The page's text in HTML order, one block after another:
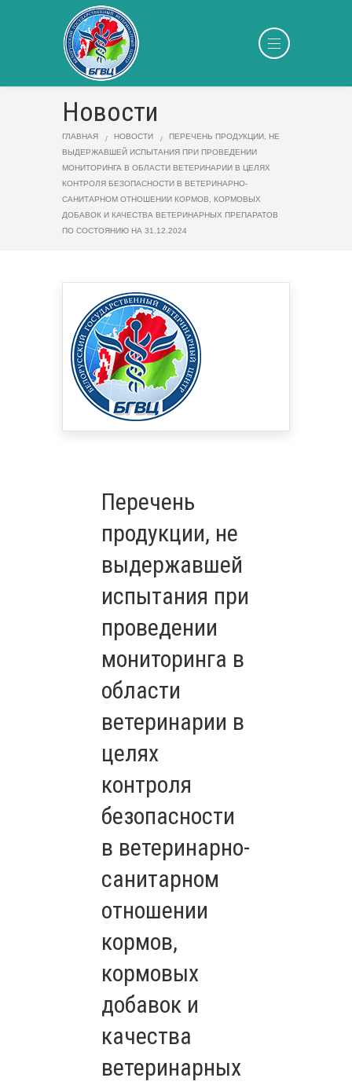
Новости
ГЛАВНАЯ НОВОСТИ
ПЕРЕЧЕНЬ ПРОДУКЦИИ, НЕ
ВЫДЕРЖАВШЕЙ ИСПЫТАНИЯ ПРИ ПРОВЕДЕНИИ
МОНИТОРИНГА В ОБЛАСТИ ВЕТЕРИНАРИИ В ЦЕЛЯХ
КОНТРОЛЯ БЕЗОПАСНОСТИ В ВЕТЕРИНАРНО-
САНИТАРНОМ ОТНОШЕНИИ КОРМОВ, КОРМОВЫХ
ДОБАВОК И КАЧЕСТВА ВЕТЕРИНАРНЫХ ПРЕПАРАТОВ
ПО СОСТОЯНИЮ НА 31.12.2024
Перечень
продукции, не
выдержавшей
испытания при
проведении
мониторинга в
области
ветеринарии в
целях
контроля
безопасности
в ветеринарно-
санитарном
отношении
кормов,
кормовых
добавок и
качества
ветеринарных